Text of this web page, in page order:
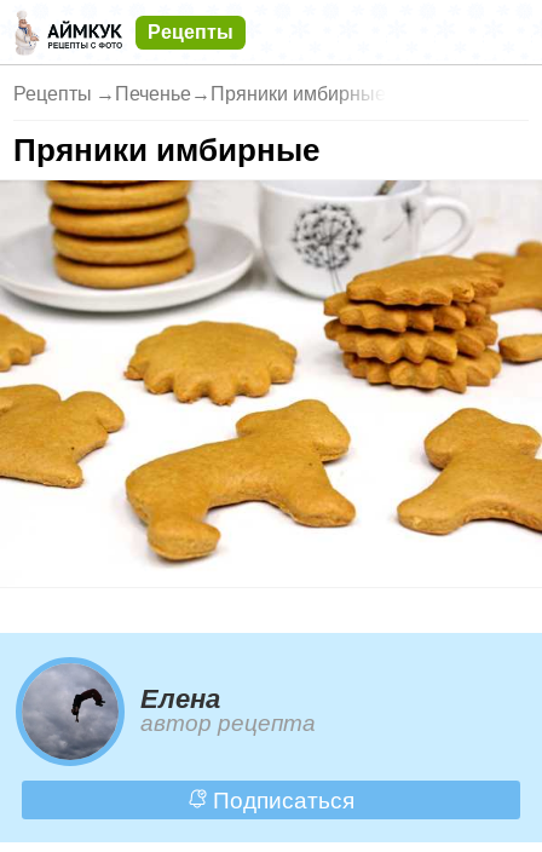
Рецепты
Рецепты → Печенье → Пряники имбирные
Пряники имбирные
Елена
автор рецепта
Подписаться